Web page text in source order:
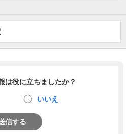
は役に立ちましたか？
いいえ
信する